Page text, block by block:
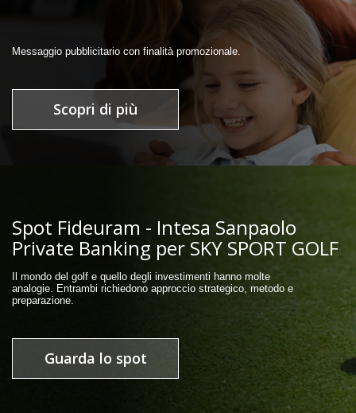
Messaggio pubblicitario con finalità promozionale.
Scopri di più
Spot Fideuram - Intesa Sanpaolo
Private Banking per SKY SPORT GOLF
Il mondo del golf e quello degli investimenti hanno molte
analogie. Entrambi richiedono approccio strategico, metodo e
preparazione.
Guarda lo spot